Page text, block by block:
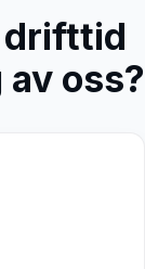
drifttid
oss?